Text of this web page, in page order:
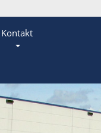
Kontakt